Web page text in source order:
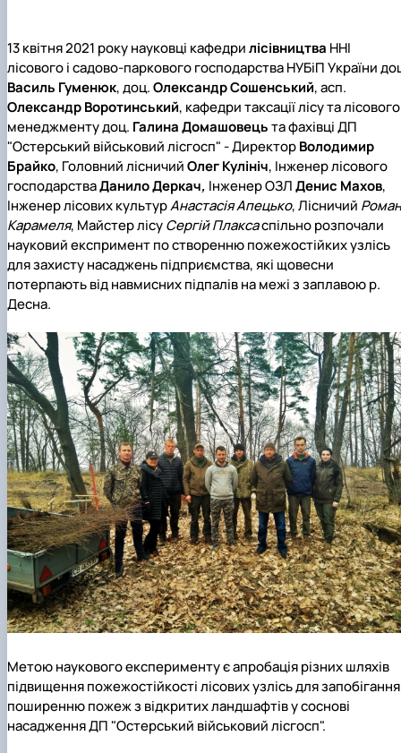
Прес-релізи
Виступи в ЗМІ
Контакти
13 квітня 2021 року науковці кафедрилісівництва ННІ
лісового і садово-паркового господарства НУБіП України
Василь Гуменюк, доц.Олександр Сошенський, асп.
Олександр Воротинський, кафедри таксації лісу та лісового
менеджментудоц. Галина Домашовецьта фахівціДП
"Остерський військовий лісгосп" -ДиректорВолодимир
Брайко, Головний лісничийОлег Кулініч, Інженер лісового
господарстваДанило Деркач, Інженер ОЗЛДенис Махов,
Інженер лісових культурАнастасія Апецько, Лісничий Роман
Карамеля, Майстер лісуСергій Плаксаспільно розпочали
науковий експримент по створенню пожежостійких узлісь
для захисту насаджень підприємства, які щовесни
потерпають від навмисних підпалів на межі з заплавою р.
Десна.
Метою наукового експерименту є апробація різних шляхів
підвищення пожежостійкості лісових узлісь для запобігання
поширенню пожеж з відкритих ландшафтів у соснові
насадження ДП "Остерський військовий лісгосп".